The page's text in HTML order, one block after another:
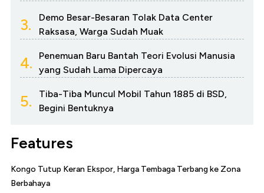
3.
Demo Besar-Besaran Tolak Data Center
Raksasa, Warga Sudah Muak
4.
Penemuan Baru Bantah Teori Evolusi Manusia
yang Sudah Lama Dipercaya
5.
Tiba-Tiba Muncul Mobil Tahun 1885 di BSD,
Begini Bentuknya
Features
Kongo Tutup Keran Ekspor, Harga Tembaga Terbang ke Zona
Berbahaya